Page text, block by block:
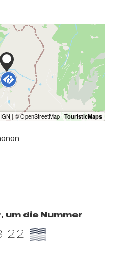
um die Nummer
22 ▒▒